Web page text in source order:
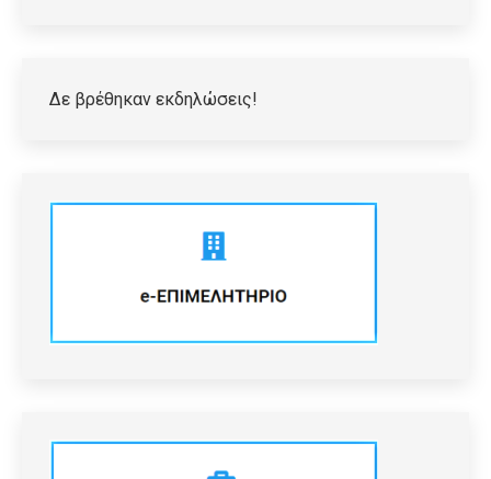
Δε βρέθηκαν εκδηλώσεις!